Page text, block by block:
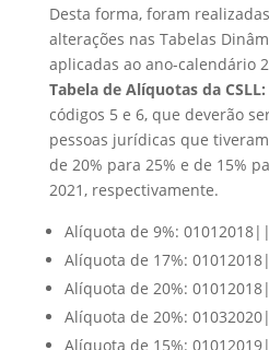
Desta forma, foram
alterações nas Tabelas
aplicadas ao ano-calendário
Tabela de Alíquotas da CSLL:
códigos 5 e 6, que deverão
pessoas jurídicas que
de 20% para 25% e de 15%
2021, respectivamente.
Alíquota de 9%:
Alíquota de 17%:
Alíquota de 20%:
Alíquota de 20%:
Alíquota de 15%: